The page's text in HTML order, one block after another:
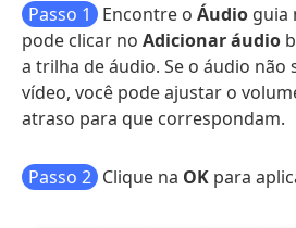
Passo 1 Encontre o Áudio guia
pode clicar no Adicionar áudio
a trilha de áudio. Se o áudio não
vídeo, você pode ajustar o
atraso para que correspondam.
Passo 2 Clique na OK para